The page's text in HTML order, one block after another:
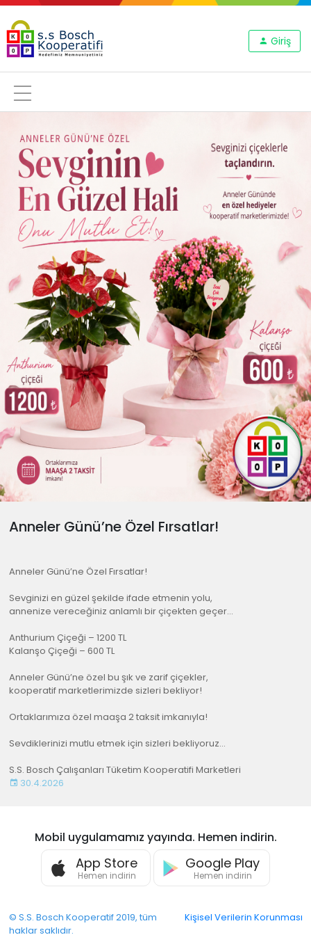
Giriş
Anneler Günü’ne Özel Fırsatlar!
Anneler Günü’ne Özel Fırsatlar!
Sevginizi en güzel şekilde ifade etmenin yolu,
annenize vereceğiniz anlamlı bir çiçekten geçer…
Anthurium Çiçeği – 1200 TL
Kalanşo Çiçeği – 600 TL
Anneler Günü’ne özel bu şık ve zarif çiçekler,
kooperatif marketlerimizde sizleri bekliyor!
Ortaklarımıza özel maaşa 2 taksit imkanıyla!
Sevdiklerinizi mutlu etmek için sizleri bekliyoruz…
S.S. Bosch Çalışanları Tüketim Kooperatifi Marketleri
30.4.2026
Mobil uygulamamız yayında. Hemen indirin.
App Store
Hemen indirin
Google Play
Hemen indirin
Kişisel Verilerin Korunması
© S.S. Bosch Kooperatif 2019, tüm
haklar saklıdır.